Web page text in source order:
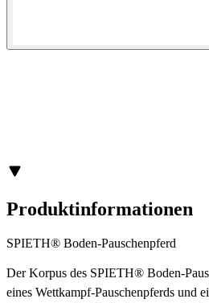
Produktinformationen
SPIETH® Boden-Pauschenpferd
Der Korpus des SPIETH® Boden-
eines Wettkampf-Pauschenpferds und